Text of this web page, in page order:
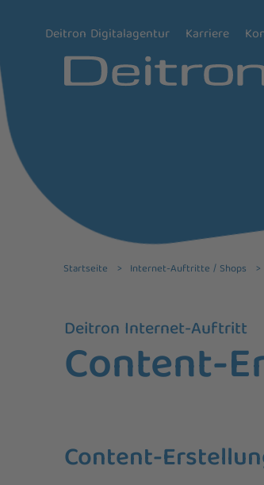
Deitron Digitalagentur Karriere
Startseite > Internet-Auftritte / Shops >
Deitron Internet-Auftritt
Content-
Content-